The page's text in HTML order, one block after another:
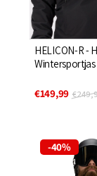
HELICON-R -
Wintersportjas
€149,99
-40%